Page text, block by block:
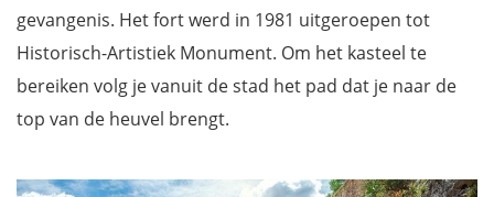
gevangenis. Het fort werd in 1981 uitgeroepen tot
Historisch-Artistiek Monument. Om het kasteel te
bereiken volg je vanuit de stad het pad dat je naar de
top van de heuvel brengt.